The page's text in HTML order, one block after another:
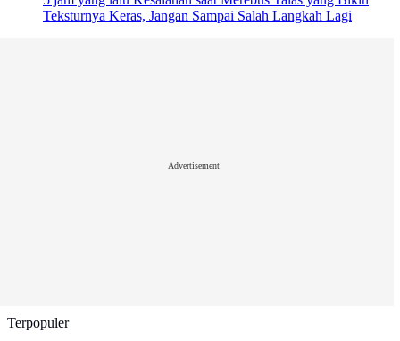
Teksturnya Keras, Jangan Sampai Salah Langkah Lagi
Advertisement
Terpopuler